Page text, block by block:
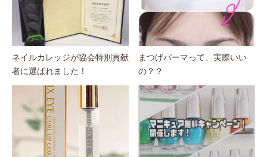
ネイルカレッジが協会特別貢献
者に選ばれました！
まつげパーマって、実際いい
の？？